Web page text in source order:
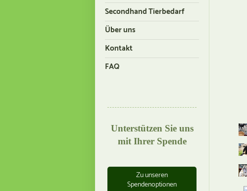
Secondhand Tierbedarf
Über uns
Kontakt
FAQ
Unterstützen Sie uns
mit Ihrer Spende
Zu unseren
Spendenoptionen